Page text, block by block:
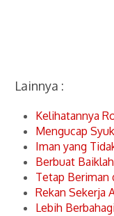
Lainnya :
Kelihatannya
Mengucap
Iman yang
Berbuat
Tetap Beriman
Rekan Sekerja
Lebih